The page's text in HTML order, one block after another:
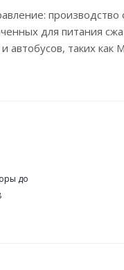
для питания
автобусов, таких
до